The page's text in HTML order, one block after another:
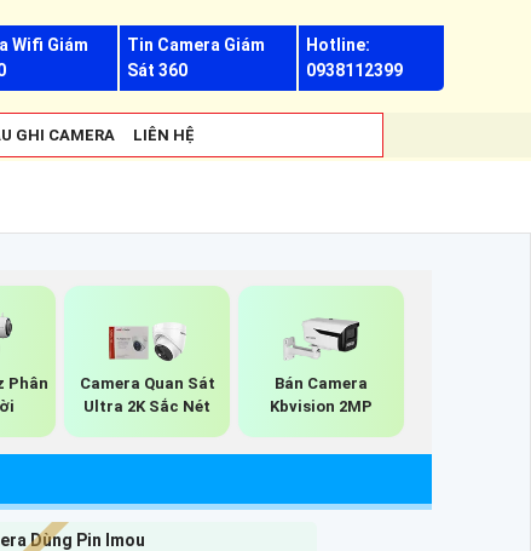
Wifi Giám
Tin Camera Giám
Sát 360
Hotline:
0938112399
GHI CAMERA LIÊN HỆ
Phân
Camera Quan Sát
Ultra 2K Sắc Nét
Bán Camera
Kbvision 2MP
Dùng Pin Imou